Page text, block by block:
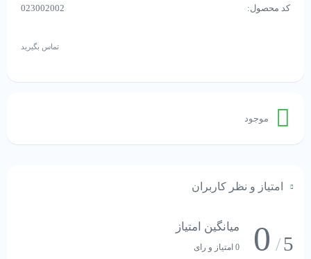
کد محصول:
023002002
تماس بگیرید
موجود
امتیاز و نظر کاربران
5
/
0 میانگین امتیاز
0 امتیاز و رای